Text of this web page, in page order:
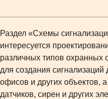
Раздел «Схемы
интересуется
различных типов охранных
для создания
офисов и других объектов,
датчиков, сирен и других